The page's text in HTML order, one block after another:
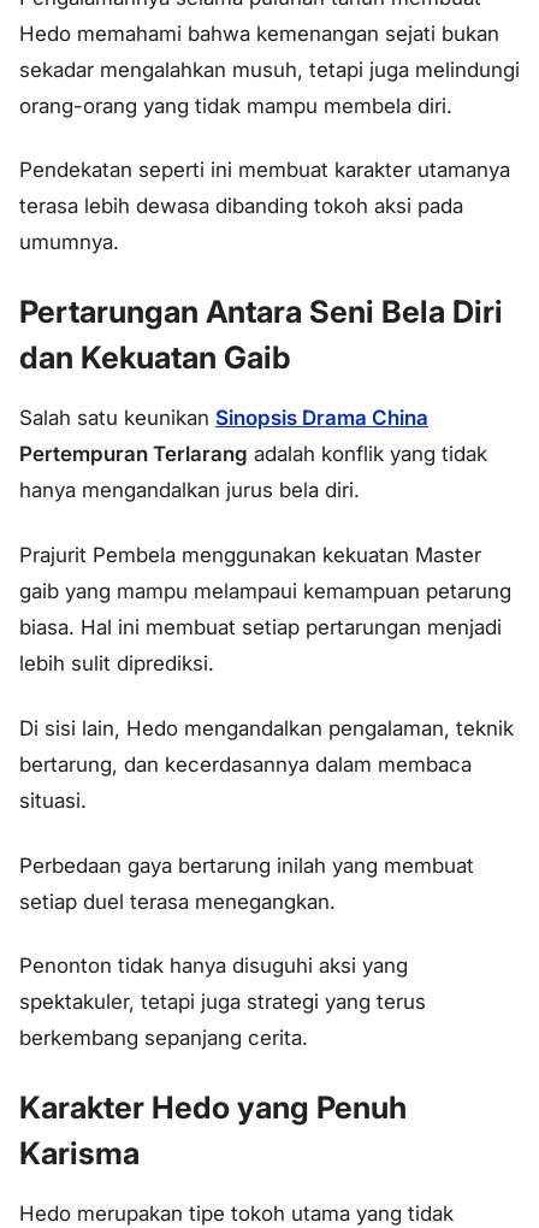
Hedo memahami bahwa kemenangan sejati bukan
sekadar mengalahkan musuh, tetapi juga melindungi
orang-orang yang tidak mampu membela diri.
Pendekatan seperti ini membuat karakter utamanya
terasa lebih dewasa dibanding tokoh aksi pada
umumnya.
Pertarungan Antara Seni Bela Diri
dan Kekuatan Gaib
Salah satu keunikan Sinopsis Drama China
Pertempuran Terlarang adalah konflik yang tidak
hanya mengandalkan jurus bela diri.
Prajurit Pembela menggunakan kekuatan Master
gaib yang mampu melampaui kemampuan petarung
biasa. Hal ini membuat setiap pertarungan menjadi
lebih sulit diprediksi.
Di sisi lain, Hedo mengandalkan pengalaman, teknik
bertarung, dan kecerdasannya dalam membaca
situasi.
Perbedaan gaya bertarung inilah yang membuat
setiap duel terasa menegangkan.
Penonton tidak hanya disuguhi aksi yang
spektakuler, tetapi juga strategi yang terus
berkembang sepanjang cerita.
Karakter Hedo yang Penuh
Karisma
Hedo merupakan tipe tokoh utama yang tidak